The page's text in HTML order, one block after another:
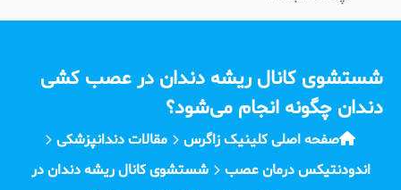
شستشوی کانال ریشه دندان در عصب کشی
دندان چگونه انجام می‌شود؟
صفحه اصلی کلینیک زاگرس
مقالات دندانپزشکی
اندودنتیکس درمان عصب
شستشوی کانال ریشه دندان در